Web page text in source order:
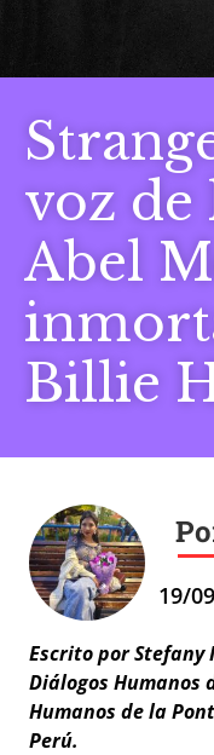
voz de
Abel
Billie
Escrito por
Diálogos Humanos
Humanos de la
Perú.
19/